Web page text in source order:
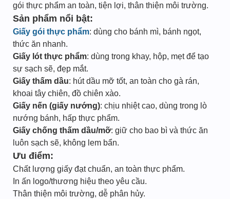
gói thực phẩm an toàn, tiện lợi, thân thiện môi trường.
Sản phẩm nổi bật:
Giấy gói thực phẩm: dùng cho bánh mì, bánh ngọt,
thức ăn nhanh.
Giấy lót thực phẩm: dùng trong khay, hộp, mẹt để tạo
sự sạch sẽ, đẹp mắt.
Giấy thấm dầu: hút dầu mỡ tốt, an toàn cho gà rán,
khoai tây chiên, đồ chiên xào.
Giấy nến (giấy nướng): chịu nhiệt cao, dùng trong lò
nướng bánh, hấp thực phẩm.
Giấy chống thấm dầu/mỡ: giữ cho bao bì và thức ăn
luôn sạch sẽ, không lem bẩn.
Ưu điểm:
Chất lượng giấy đạt chuẩn, an toàn thực phẩm.
In ấn logo/thương hiệu theo yêu cầu.
Thân thiện môi trường, dễ phân hủy.